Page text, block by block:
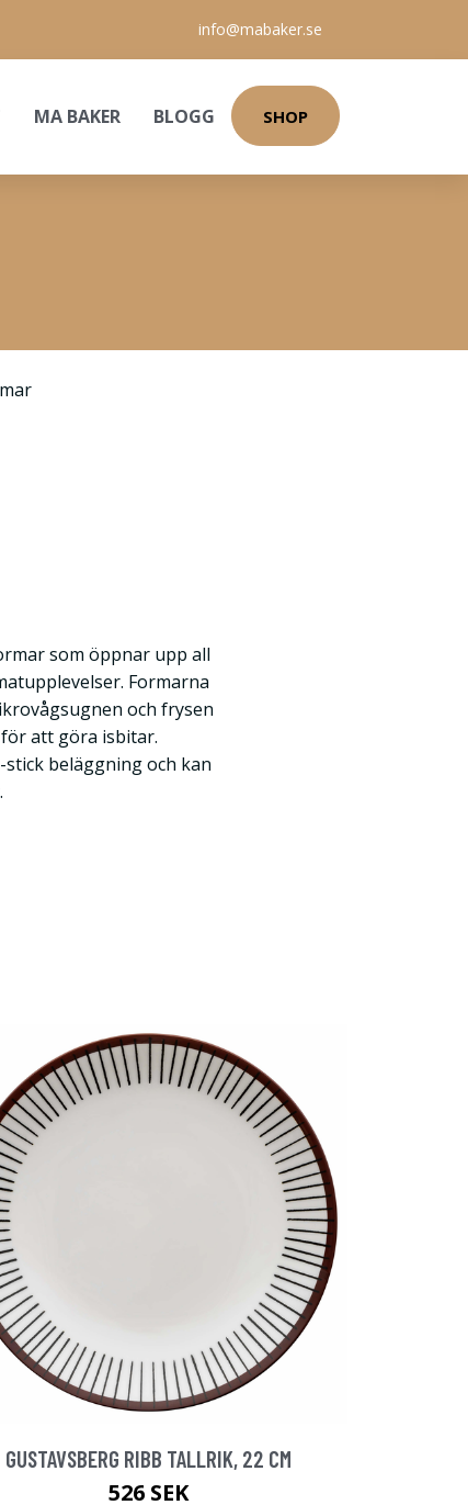
info@mabaker.se
MA BAKER BLOGG SHOP
som öppnar upp all
Formarna
och frysen
att göra isbitar.
beläggning och kan
GUSTAVSBERG RIBB TALLRIK, 22 CM
526 SEK